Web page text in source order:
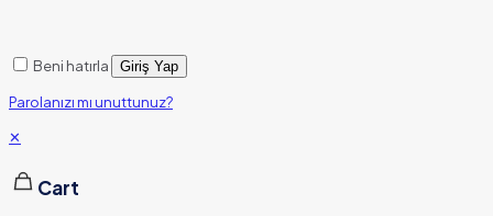
Beni hatırla Giriş Yap
Parolanızı mı unuttunuz?
✕
Cart